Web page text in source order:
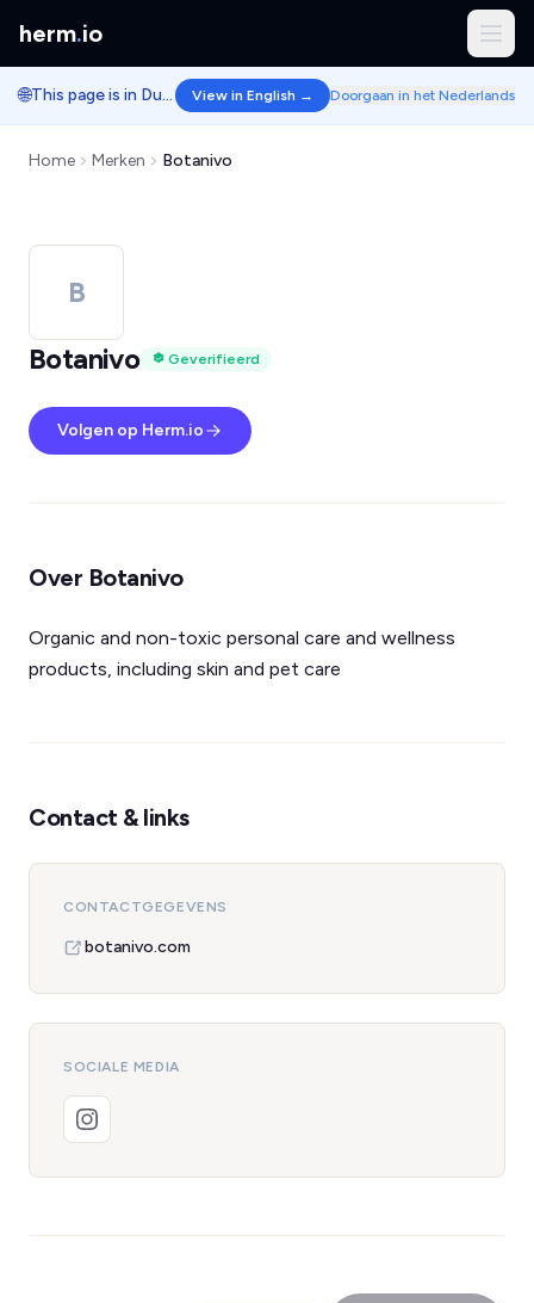
herm.io
🌐 This page is in Dutch. View in English → Doorgaan in het Nederlands
Home Merken Botanivo
B
Botanivo
Geverifieerd
Volgen op Herm.io
Over Botanivo
Organic and non-toxic personal care and wellness
products, including skin and pet care
Contact & links
CONTACTGEGEVENS
botanivo.com
SOCIALE MEDIA